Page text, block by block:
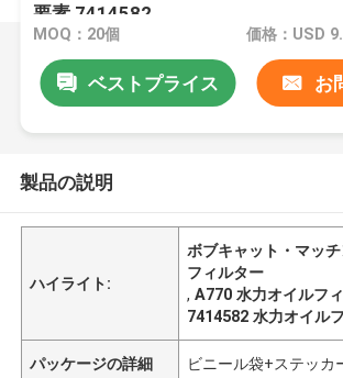
要素 7414582
MOQ：20個
ベストプライス お
製品の説明
ハイライト:
ボブキャット・マッ
フィルター
,A770 水力オイルフ
7414582 水力オイル
パッケージの詳細 ビニール袋+ステッカ